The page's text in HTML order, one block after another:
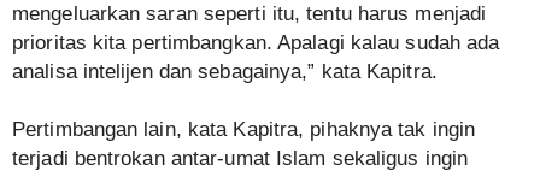
mengeluarkan saran seperti itu, tentu harus menjadi
prioritas kita pertimbangkan. Apalagi kalau sudah ada
analisa intelijen dan sebagainya,” kata Kapitra.
Pertimbangan lain, kata Kapitra, pihaknya tak ingin
terjadi bentrokan antar-umat Islam sekaligus ingin